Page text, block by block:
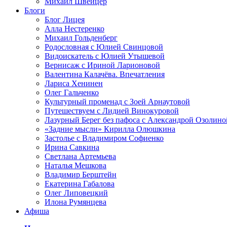
Блоги
Блог Лицея
Алла Нестеренко
Михаил Гольденберг
Родословная с Юлией Свинцовой
Видоискатель с Юлией Утышевой
Вернисаж с Ириной Ларионовой
Валентина Калачёва. Впечатления
Лариса Хенинен
Олег Гальченко
Культурный променад с Зоей Арнаутовой
Путешествуем с Лидией Винокуровой
Лазурный Берег без пафоса с Александрой
«Задние мысли» Кирилла Олюшкина
Застолье с Владимиром Софиенко
Ирина Савкина
Светлана Артемьева
Наталья Мешкова
Владимир Берштейн
Екатерина Габалова
Олег Липовецкий
Илона Румянцева
Афиша